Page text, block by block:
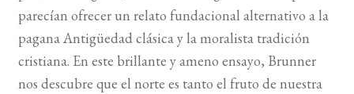
parecían ofrecer un relato fundacional alternativo a la
pagana Antigüedad clásica y la moralista tradición
cristiana. En este brillante y ameno ensayo, Brunner
nos descubre que el norte es tanto el fruto de nuestra